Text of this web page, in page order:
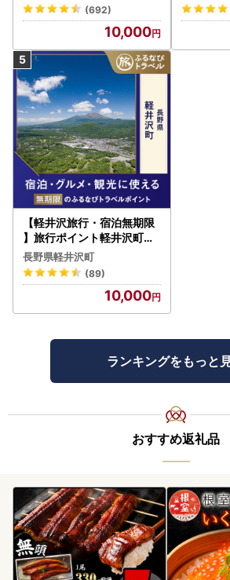
(692)
10,000
【軽井沢旅行・宿泊無期限
】旅行ポイント軽井沢町ふ
るなびトラベルポイント
長野県軽井沢町
(89)
10,000
ランキングをもっと
おすすめ返礼品